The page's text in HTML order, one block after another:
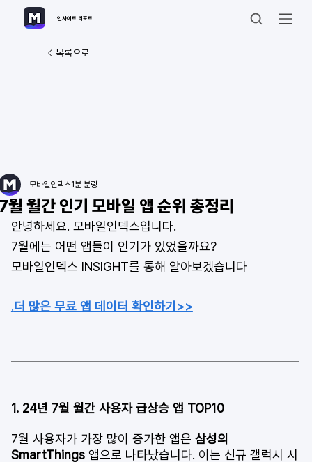
인사이트 리포트
목록으로
월 월간 인기 모바일 앱 순위 총정리
모바일인덱스1분 분량
안녕하세요. 모바일인덱스입니다.
7월에는 어떤 앱들이 인기가 있었을까요?
모바일인덱스 INSIGHT를 통해 알아보겠습니다
.더 많은 무료 앱 데이터 확인하기>>
1. 24년 7월 월간 사용자 급상승 앱 TOP10
7월 사용자가 가장 많이 증가한 앱은 삼성의
SmartThings 앱으로 나타났습니다. 이는 신규 갤럭시 시